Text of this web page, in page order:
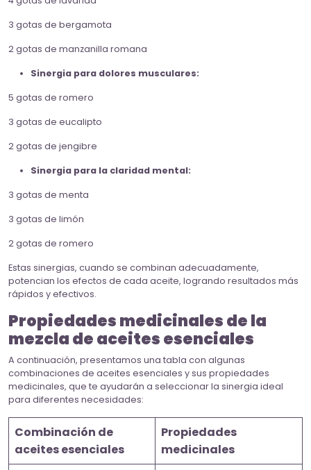
3 gotas de bergamota
2 gotas de manzanilla romana
Sinergia para dolores musculares:
5 gotas de romero
3 gotas de eucalipto
2 gotas de jengibre
Sinergia para la claridad mental:
3 gotas de menta
3 gotas de limón
2 gotas de romero
Estas sinergias, cuando se combinan adecuadamente,
potencian los efectos de cada aceite, logrando resultados más
rápidos y efectivos.
Propiedades medicinales de la
mezcla de aceites esenciales
A continuación, presentamos una tabla con algunas
combinaciones de aceites esenciales y sus propiedades
medicinales, que te ayudarán a seleccionar la sinergia ideal
para diferentes necesidades:
Combinación de
aceites esenciales
Propiedades
medicinales